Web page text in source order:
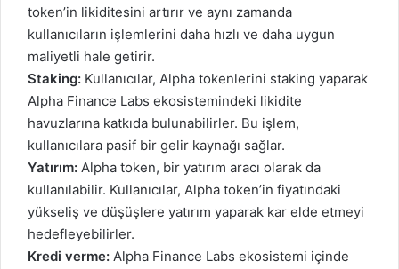
token’in likiditesini artırır ve aynı zamanda
kullanıcıların işlemlerini daha hızlı ve daha uygun
maliyetli hale getirir.
Staking: Kullanıcılar, Alpha tokenlerini staking yaparak
Alpha Finance Labs ekosistemindeki likidite
havuzlarına katkıda bulunabilirler. Bu işlem,
kullanıcılara pasif bir gelir kaynağı sağlar.
Yatırım: Alpha token, bir yatırım aracı olarak da
kullanılabilir. Kullanıcılar, Alpha token’in fiyatındaki
yükseliş ve düşüşlere yatırım yaparak kar elde etmeyi
hedefleyebilirler.
Kredi verme: Alpha Finance Labs ekosistemi içinde